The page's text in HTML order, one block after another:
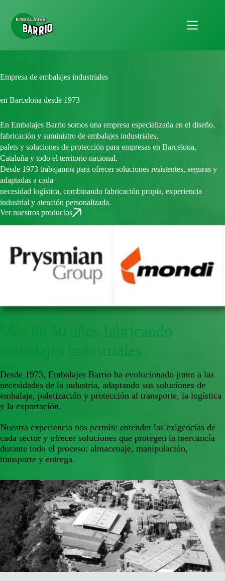
Empresa de embalajes industriales
en Barcelona desde 1973
En Embalajes Barrio somos una empresa especializada en el diseño,
fabricación y suministro de embalajes industriales,
palets y soluciones de protección para empresas en Barcelona,
Cataluña y todo el territorio nacional.
Desde 1973 trabajamos para ofrecer soluciones resistentes, seguras y
adaptadas a cada
necesidad logística, combinando fabricación propia, experiencia
industrial y atención personalizada.
Ver nuestros productos
Más de 50 años fabricando
embalajes industriales
Desde 1973, Embalajes Barrio ha evolucionado junto a las
necesidades de la industria, adaptando sus soluciones de
embalaje, paletización y protección al transporte, la logística
y la exportación.
Nuestra experiencia nos permite entender las exigencias de
cada sector y ofrecer soluciones que protegen la mercancía
durante todo el proceso: almacenaje, manipulación,
transporte y entrega.